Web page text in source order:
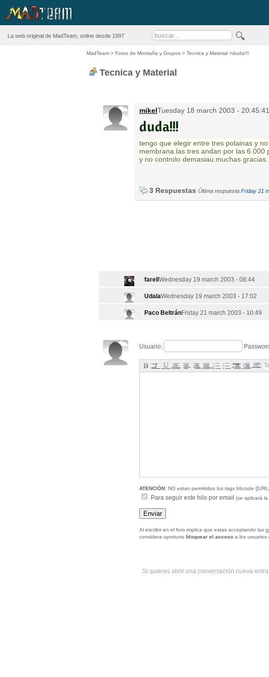
La web original de MadTeam, online desde 1997
MadTeam > Foros de Montaña y Grupos > Tecnica y Material >duda!!!
Tecnica y Material
mikelTuesday 18 march 2003 - 20:45:41
duda!!!
tengo que elegir entre tres polainas y
membrana.las tres andan por las 6.000
y no controlo demasiau.muchas gracias.
3 Respuestas Última respuesta Friday 21
farell Wednesday 19 march 2003 - 08:44
UdalaWednesday 19 march 2003 - 17:02
Paco BeltránFriday 21 march 2003 - 10:49
Usuario:
ATENCIÓN: NO estan permitidos los tags bbcode
Para seguir este hilo por email (se aplicará
Al escribir en el foro implica que estas acceptando las
considera oportuno bloquear el acceso a los usuarios
Si quieres abrir una conversación nueva entra